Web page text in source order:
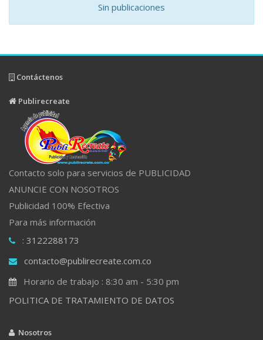
Sin publicaciones
Contáctenos
Publirecreate
Contacto solo para servicios de PUBLICIDAD
ANUNCIE CON NOSOTROS
Publicidad 100% Efectiva
Para más información
: 3122288173
contacto@publirecreate.com.co
Horario de trabajo : 8:30 am - 5:30 pm
POLITICA DE TRATAMIENTO DE DATOS
Nosotros